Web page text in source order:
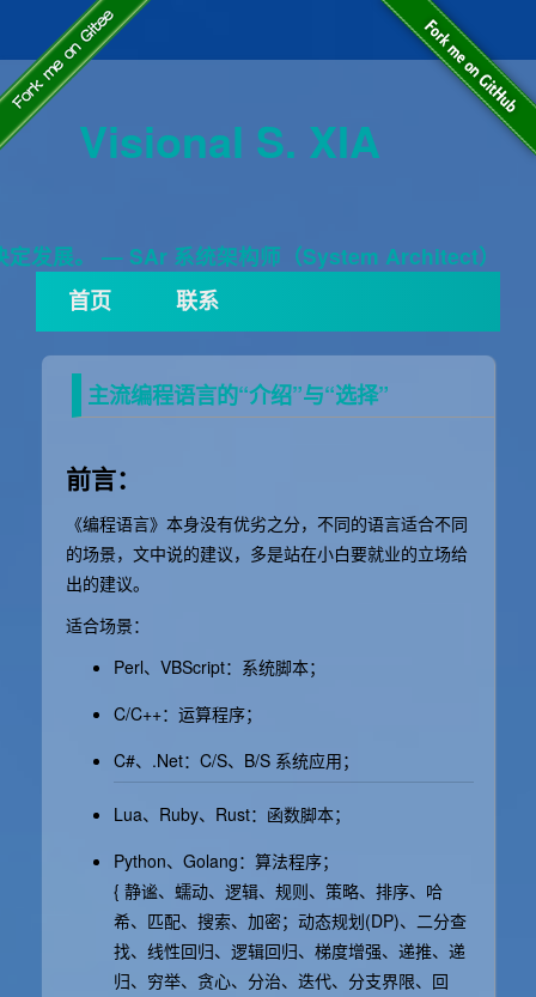
Visional S. XIA
定发展。 — SAr 系统架构师（System Architect）
首页 联系
主流编程语言的“介绍”与“选择”
前言：
《编程语言》本身没有优劣之分，不同的语言适合不同
的场景，文中说的建议，多是站在小白要就业的立场给
出的建议。
适合场景：
Perl、VBScript：系统脚本；
C/C++：运算程序；
C#、.Net：C/S、B/S 系统应用；
Lua、Ruby、Rust：函数脚本；
Python、Golang：算法程序；
{ 静谧、蠕动、逻辑、规则、策略、排序、哈
希、匹配、搜索、加密；动态规划(DP)、二分查
找、线性回归、逻辑回归、梯度增强、递推、递
归、穷举、贪心、分治、迭代、分支界限、回